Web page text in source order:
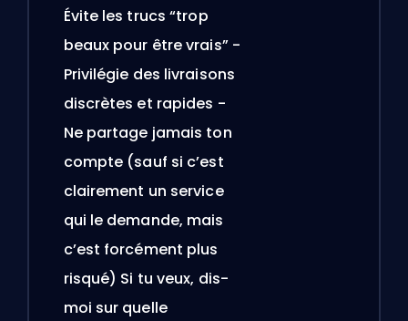
Évite les trucs “trop
beaux pour être vrais” -
Privilégie des livraisons
discrètes et rapides -
Ne partage jamais ton
compte (sauf si c’est
clairement un service
qui le demande, mais
c’est forcément plus
risqué) Si tu veux, dis-
moi sur quelle